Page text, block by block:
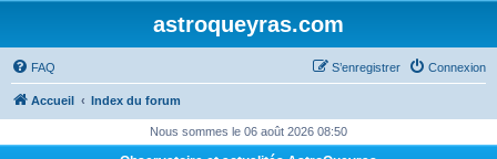
astroqueyras.com
FAQ Connexion
S’enregistrer
Accueil Index du forum
Nous sommes le 06 août 2026 08:50